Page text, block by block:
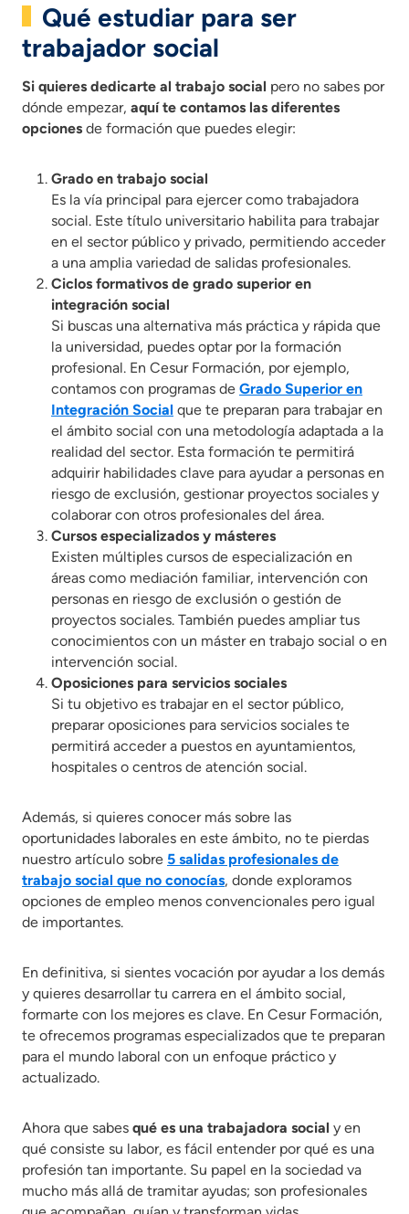
Qué estudiar para ser
trabajador social
Si quieres dedicarte al trabajo social pero no sabes por
dónde empezar, aquí te contamos las diferentes
opciones de formación que puedes elegir:
Grado en trabajo social
Es la vía principal para ejercer como trabajadora
social. Este título universitario habilita para trabajar
en el sector público y privado, permitiendo acceder
a una amplia variedad de salidas profesionales.
Ciclos formativos de grado superior en
integración social
Si buscas una alternativa más práctica y rápida que
la universidad, puedes optar por la formación
profesional. En Cesur Formación, por ejemplo,
contamos con programas de Grado Superior en
Integración Social que te preparan para trabajar en
el ámbito social con una metodología adaptada a la
realidad del sector. Esta formación te permitirá
adquirir habilidades clave para ayudar a personas en
riesgo de exclusión, gestionar proyectos sociales y
colaborar con otros profesionales del área.
Cursos especializados y másteres
Existen múltiples cursos de especialización en
áreas como mediación familiar, intervención con
personas en riesgo de exclusión o gestión de
proyectos sociales. También puedes ampliar tus
conocimientos con un máster en trabajo social o en
intervención social.
Oposiciones para servicios sociales
Si tu objetivo es trabajar en el sector público,
preparar oposiciones para servicios sociales te
permitirá acceder a puestos en ayuntamientos,
hospitales o centros de atención social.
Además, si quieres conocer más sobre las
oportunidades laborales en este ámbito, no te pierdas
nuestro artículo sobre 5 salidas profesionales de
trabajo social que no conocías, donde exploramos
opciones de empleo menos convencionales pero igual
de importantes.
En definitiva, si sientes vocación por ayudar a los demás
y quieres desarrollar tu carrera en el ámbito social,
formarte con los mejores es clave. En Cesur Formación,
te ofrecemos programas especializados que te preparan
para el mundo laboral con un enfoque práctico y
actualizado.
Ahora que sabes qué es una trabajadora social y en
qué consiste su labor, es fácil entender por qué es una
profesión tan importante. Su papel en la sociedad va
mucho más allá de tramitar ayudas; son profesionales